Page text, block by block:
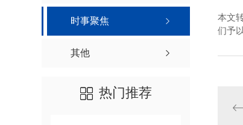
时事聚焦
其他
热门推荐
本文
们予